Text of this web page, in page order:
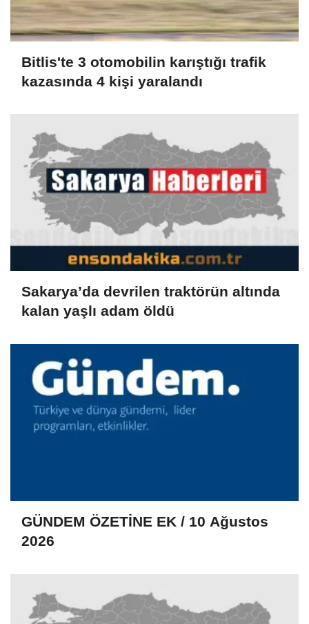
Bitlis'te 3 otomobilin karıştığı trafik
kazasında 4 kişi yaralandı
Sakarya’da devrilen traktörün altında
kalan yaşlı adam öldü
GÜNDEM ÖZETİNE EK / 10 Ağustos
2026